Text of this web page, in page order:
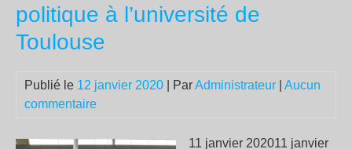
politique à l’université de
Toulouse
Publié le 12 janvier 2020 | ParAdministrateur
Aucun
commentaire
11 janvier 202011 janvier